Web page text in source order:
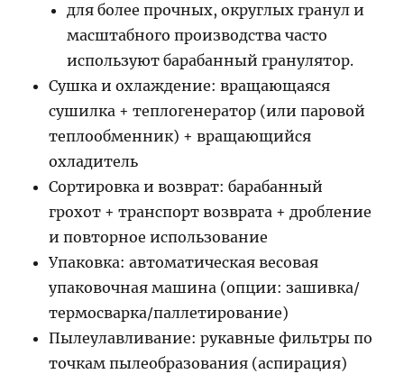
для более прочных, округлых гранул и
масштабного производства часто
используют барабанный гранулятор.
Сушка и охлаждение: вращающаяся
сушилка + теплогенератор (или паровой
теплообменник) + вращающийся
охладитель
Сортировка и возврат: барабанный
грохот + транспорт возврата + дробление
и повторное использование
Упаковка: автоматическая весовая
упаковочная машина (опции: зашивка/
термосварка/паллетирование)
Пылеулавливание: рукавные фильтры по
точкам пылеобразования (аспирация)